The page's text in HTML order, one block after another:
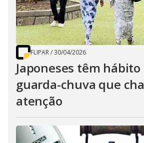
FLIPAR/30/04/2026
Japoneses têm hábito
guarda-chuva que
atenção